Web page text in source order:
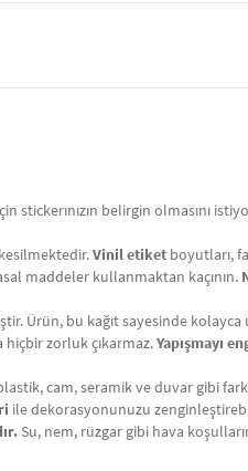
stickerınızın belirgin olmasını
Vinil etiket boyutları,
maddeler kullanmaktan kaçının.
Ürün, bu kağıt sayesinde
zorluk çıkarmaz.Yapışmayı
cam, seramik ve duvar gibi
ile dekorasyonunuzu
Su, nem, rüzgar gibi hava